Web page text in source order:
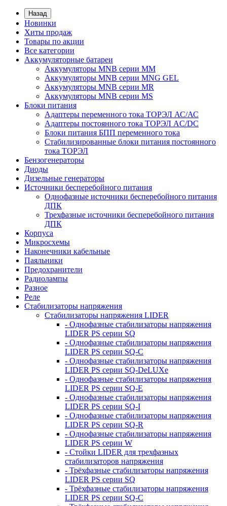
Назад
Новинки
Хиты продаж
Товары по акции
Все категории
Аккумуляторные батареи
Аккумуляторы MNB серии MM
Аккумуляторы MNB серии MNG GEL
Аккумуляторы MNB серии MR
Аккумуляторы MNB серии MS
Блоки питания
Адаптеры переменного тока ТОРЭЛ АС/АС
Адаптеры постоянного тока ТОРЭЛ AC/DC
Блоки питания БПП переменного тока
Стабилизированные блоки питания постоянного
тока ТОРЭЛ
Бензогенераторы
Диоды
Дизельные генераторы
Источники бесперебойного питания
Однофазные источники бесперебойного питания
ДПК
Трехфазные источники бесперебойного питания
ДПК
Корпуса
Микросхемы
Наконечники кабельные
Паяльники
Предохранители
Радиолампы
Разное
Реле
Стабилизаторы напряжения
Стабилизаторы напряжения LIDER
- Однофазные стабилизаторы напряжения
LIDER PS серии SQ
- Однофазные стабилизаторы напряжения
LIDER PS серии SQ-C
- Однофазные стабилизаторы напряжения
LIDER PS серии SQ-DeLUXe
- Однофазные стабилизаторы напряжения
LIDER PS серии SQ-E
- Однофазные стабилизаторы напряжения
LIDER PS серии SQ-I
- Однофазные стабилизаторы напряжения
LIDER PS серии SQ-R
- Однофазные стабилизаторы напряжения
LIDER PS серии W
- Стойки LIDER для трехфазных
стабилизаторов напряжения
- Трёхфазные стабилизаторы напряжения
LIDER PS серии SQ
- Трёхфазные стабилизаторы напряжения
LIDER PS серии SQ-C